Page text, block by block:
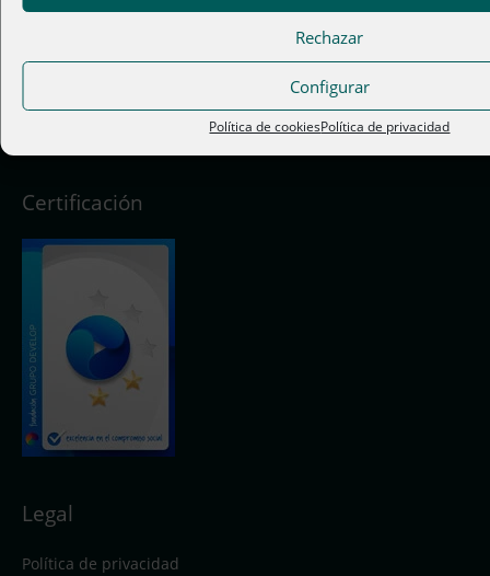
Rechazar
Configurar
Política de cookiesPolítica de privacidad
C/ Cardenal Solís, 5 local 2 – 28012 Madrid
Certificación
Legal
Política de privacidad